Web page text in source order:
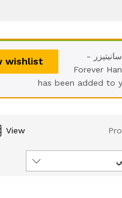
wishlist
-
Forever
has been added to
View